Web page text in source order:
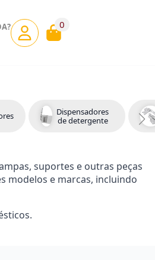
0
Dispensadores
de detergente
suportes e outras peças
modelos e marcas, incluindo